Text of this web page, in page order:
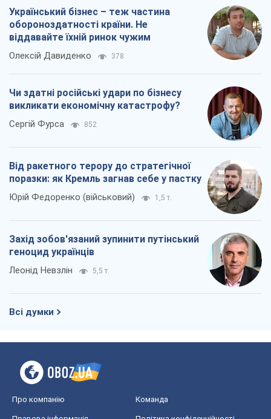
Український бізнес – теж частина
обороноздатності країни. Не
віддавайте їхній ринок чужим
Олексій Давиденко 378
Чи здатні російські удари по бізнесу
викликати економічну катастрофу?
Сергій Фурса 852
Від ракетного терору до стратегічної
поразки: як Кремль загнав себе у пастку
Юрій Федоренко (військовий) 1,5 т.
Захід зобов'язаний зупинити путінський
геноцид українців
Леонід Невзлін 5,5 т.
Всі думки
Про компанію Команда